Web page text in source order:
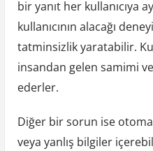
bir yanıt her kullanıcıya
kullanıcının alacağı
tatminsizlik yaratabilir.
insandan gelen samimi
ederler.
Diğer bir sorun ise
veya yanlış bilgiler